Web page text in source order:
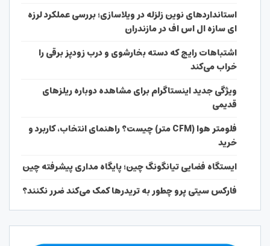
استانداردهای نوین زلزله در ویلاسازی؛ بررسی عملکرد لرزه
ای سازه ال اس اف در مازندران
اشتباهات رایج که دسته بخارشوی و درب زودپز برقی را
خراب می‌کند
ویژگی جدید اینستاگرام برای مشاهده دوباره ریلزهای
قدیمی
فلومتر هوا (CFM متر) چیست؟ راهنمای انتخاب، کاربرد و
خرید
ایستگاه فضایی تیانگونگ چین؛ پایگاه مداری پیشرفته چین
فارکس سیتی پرو چطور به تریدرها کمک می‌کند ضرر نکنند؟